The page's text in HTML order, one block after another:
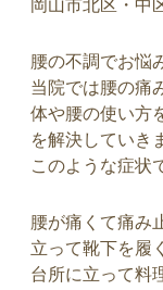
岡山市北区・中
腰の不調でお悩
当院では腰の痛
体や腰の使い方
を解決していき
このような症状
腰が痛くて痛み
立って靴下を履
台所に立って料